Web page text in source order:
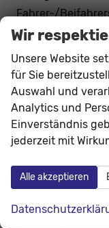
Fahrer-/
+ hinten,
Rücksitzlehne
Fahrassistenz-
Fahrassistenz-
Holder),
Heckleuchten
Wir
Unsere Website
für Sie
Auswahl und
Analytics und
Einverständnis
jederzeit mit
Alle akzeptieren